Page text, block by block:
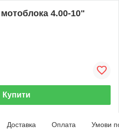
4.00-10"
Купити
Доставка Оплата Умови